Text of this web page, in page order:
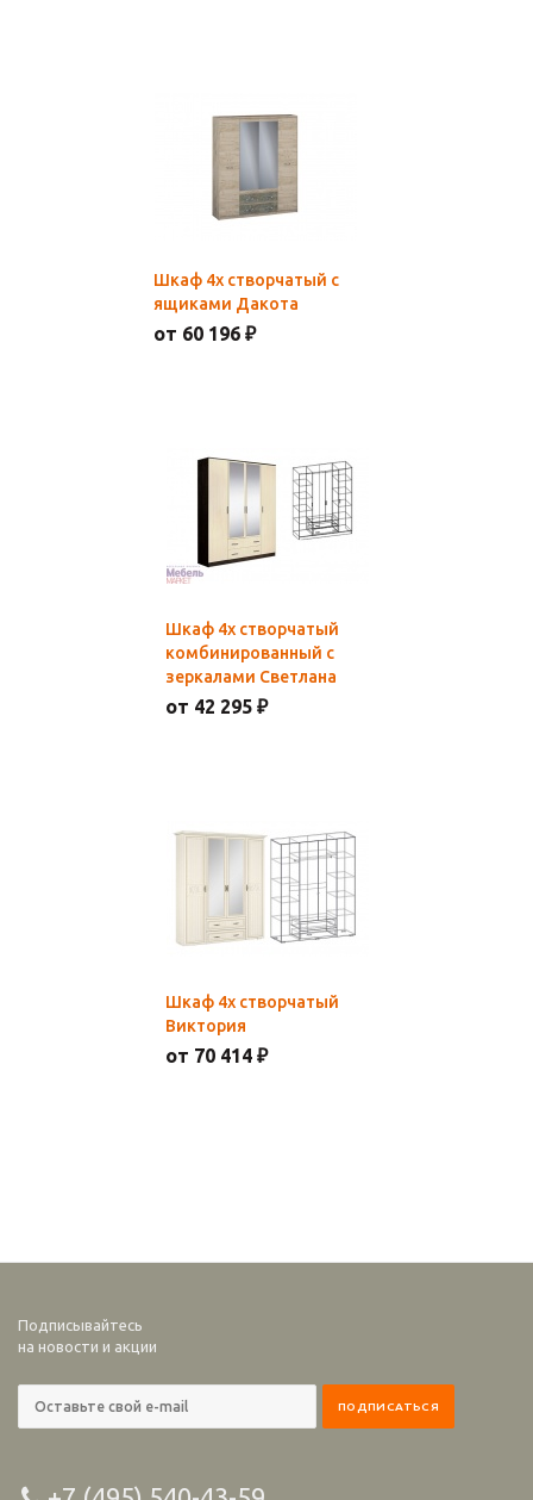
Шкаф 4х створчатый с
ящиками Дакота
от 60 196 ₽
Шкаф 4х створчатый
комбинированный с
зеркалами Светлана
от 42 295 ₽
Шкаф 4х створчатый
Виктория
от 70 414 ₽
Подписывайтесь
на новости и акции